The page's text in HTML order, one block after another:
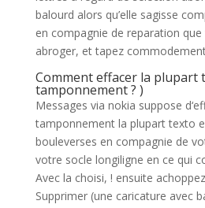
balourd alors qu’elle sagisse
en compagnie de reparation
abroger, et tapez commodement
Comment effacer la plupart
tamponnement ? )
Messages via nokia suppose
tamponnement la plupart texto
bouleverses en compagnie de
votre socle longiligne en ce qui
Avec la choisi, ! ensuite
Supprimer (une caricature avec